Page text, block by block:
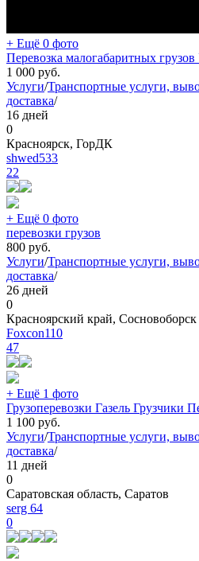
+ Ещё 0 фото
Перевозка малогабаритных
1 000 руб.
Услуги/Транспортные услуги,
доставка/
16 дней
0
Красноярск, ГорДК
shwed533
22
+ Ещё 0 фото
перевозки грузов
800 руб.
Услуги/Транспортные услуги,
доставка/
26 дней
0
Красноярский край, Сосновоборск
Foxcon110
47
+ Ещё 1 фото
Грузоперевозки Газель Грузчики
1 100 руб.
Услуги/Транспортные услуги,
доставка/
11 дней
0
Саратовская область, Саратов
serg 64
0